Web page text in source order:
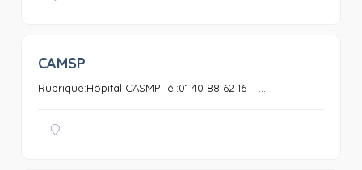
CAMSP
Rubrique:Hôpital CASMP Tél:01 40 88 62 16 – ...